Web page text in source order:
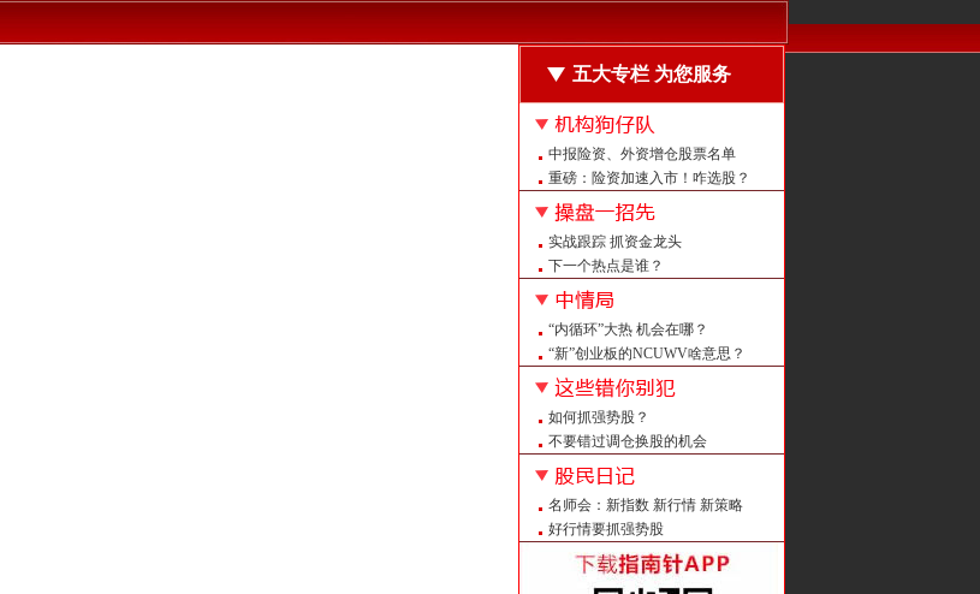
五大专栏 为您服务
中报险资、外资增仓股票名单
重磅：险资加速入市！咋选股？
震荡中什么样的股票机会大？
强者恒强的股票长啥样？
回购龙头怎么抓？
注意：周末这”机会“被点名！
实战跟踪 抓资金龙头
下一个热点是谁？
量平价平后如何定买点？
量增价升后如何不涨反跌？
强者恒强 紧跟热点抓牛股
“内循环”大热 机会在哪？
“新”创业板的NCUWV啥意思？
重磅！上证大修 意义何在？
注意：创业板中报预告改了！
A股白马大盘点 看看都有谁？
如何抓强势股？
不要错过调仓换股的机会
警惕 证监会曝光258家非法平台
给喻同学的回信
怎么抓潜伏牛股？
名师会：新指数 新行情 新策略
好行情要抓强势股
看准趋势 赚足波段
潜伏吸筹的类型后劲大